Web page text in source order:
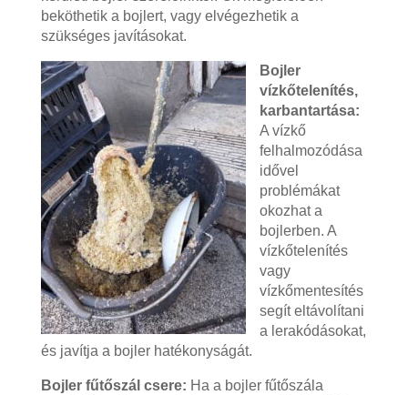
beköthetik a bojlert, vagy elvégezhetik a
szükséges javításokat.
Bojler
vízkőtelenítés,
karbantartása:
A vízkő
felhalmozódása
idővel
problémákat
okozhat a
bojlerben. A
vízkőtelenítés
vagy
vízkőmentesítés
segít eltávolítani
a lerakódásokat,
és javítja a bojler hatékonyságát.
Bojler fűtőszál csere: Ha a bojler fűtőszála